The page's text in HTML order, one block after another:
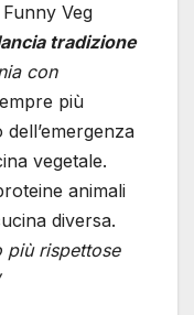
Veg
tradizione
con
più
vegetale.
animali
diversa.
più rispettose